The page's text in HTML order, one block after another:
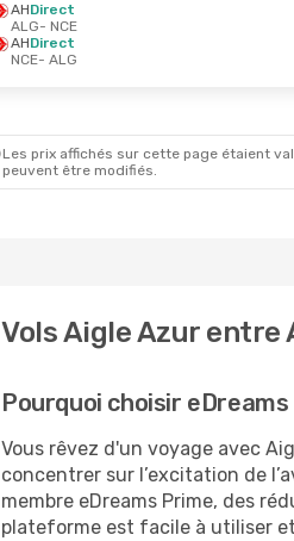
AHDirect
ALG- NCE
AHDirect
NCE- ALG
Les prix affichés sur cette page étaient
peuvent être modifiés.
Vols Aigle Azur entre
Pourquoi choisir
Vous rêvez d'un voyage avec
concentrer sur l’excitation de
membre eDreams Prime, des
plateforme est facile à utiliser